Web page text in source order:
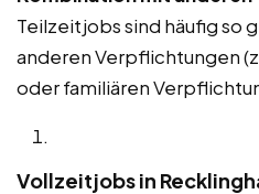
Teilzeitjobs sind häufig so
anderen Verpflichtungen
oder familiären
Vollzeitjobs in